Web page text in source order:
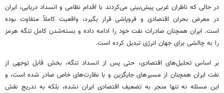
در حالی که ناظران غربی پیش‌بینی می‌کردند با اقدام نظامی و انسداد دریایی، ایران
در معرض بحران اقتصادی و فروپاشی قرار بگیرد، واقعیت کاملاً متفاوت بوده
است. ایران همچنان صادرات نفت خود را ادامه داده و بسته‌شدن کامل تنگه هرمز
را به چالشی برای جهان انرژی تبدیل کرده است.
بر اساس تحلیل‌های اقتصادی، حتی پس از انسداد تنگه، بخش قابل توجهی از
نفت ایران همچنان از مسیرهای جایگزین و با نظارت‌های خاص صادر شده است، و
این مسئله نه تنها منجر به تضعیف اقتصادی ایران نشده، بلکه به تدریج نقش